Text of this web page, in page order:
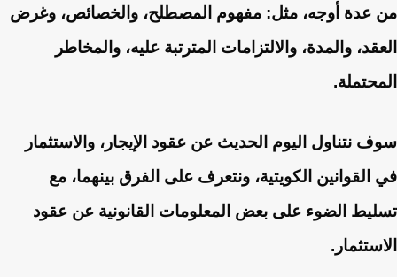
من عدة أوجه، مثل: مفهوم المصطلح، والخصائص، وغرض
العقد، والمدة، والالتزامات المترتبة عليه، والمخاطر
المحتملة.
سوف نتناول اليوم الحديث عن عقود الإيجار، والاستثمار
في القوانين الكويتية، ونتعرف على الفرق بينهما، مع
تسليط الضوء على بعض المعلومات القانونية عن عقود
الاستثمار.